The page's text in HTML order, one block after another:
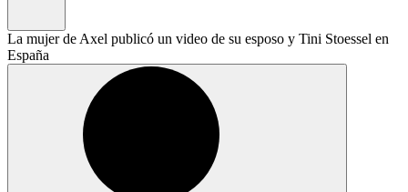
La mujer de Axel publicó un video de su esposo y Tini Stoessel en
España